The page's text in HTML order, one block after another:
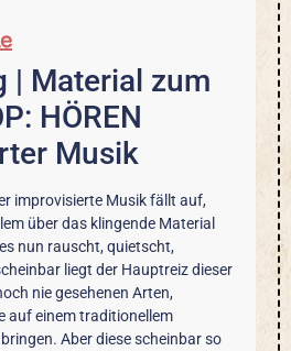
| Material zum
HÖREN
Musik
improvisierte Musik fällt auf,
über das klingende Material
nun rauscht, quietscht,
liegt der Hauptreiz dieser
nie gesehenen Arten,
auf einem traditionellem
Aber diese scheinbar so